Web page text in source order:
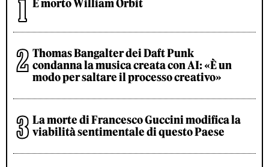
È morto William Orbit
Thomas Bangalter dei Daft Punk
condanna la musica creata con AI: «È un
modo per saltare il processo creativo»
La morte di Francesco Guccini modifica la
viabilità sentimentale di questo Paese